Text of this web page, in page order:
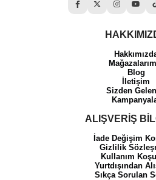
Blog
İletişim
Sizden
ALIŞVERİŞ
İade Değişim
Gizlilik
Kullanım
Yurtdışından
Sıkça Sorulan